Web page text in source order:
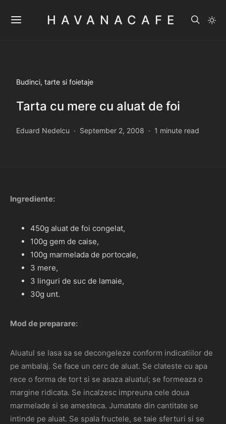
HAVANACAFE
Budinci, tarte si foietaje
Tarta cu mere cu aluat de foi
Eduard Nedelcu September 2, 2008 1 minute read
Ingrediente:
450g aluat de foi congelat,
100g gem de caise,
100g marmelada de portocale,
3 mere,
3 linguri de suc de lamaie,
30g unt.
Mod de preparare:
Aluatul se lasa sa se decongeleze conform indicatiilor de
pe ambalaj. Se face un cerc de aluat. Se clateste cu apa
rece o forma de tort si se asaza aluatul; se formeaza o
margine ridicata. Se incalzesc impreuna cele doua
marmelade si se amesteca. Jumatate din cantitate se
intinde pe aluat. Se spala fructele, se taie sferturi si se